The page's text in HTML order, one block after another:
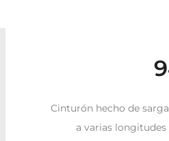
Cinturón hecho de
a varias longitudes